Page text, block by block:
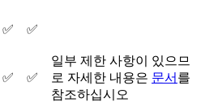
✅ ✅
✅ ✅
일부 제한 사항이 있으므
로 자세한 내용은 문서 를
참조하십시오